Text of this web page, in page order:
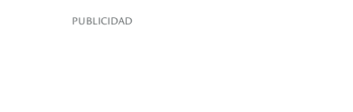
PUBLICIDAD